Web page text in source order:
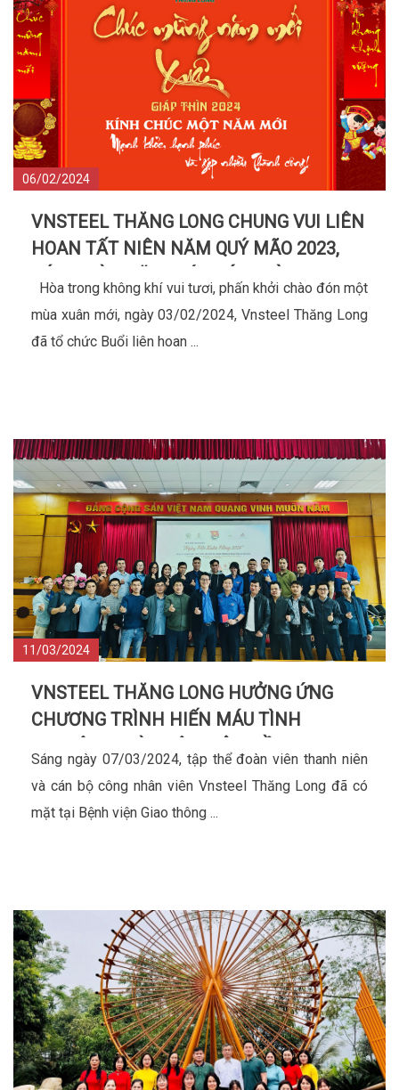
06/02/2024
VNSTEEL THĂNG LONG CHUNG VUI LIÊN
HOAN TẤT NIÊN NĂM QUÝ MÃO 2023,
Hòa trong không khí vui tươi, phấn khởi chào đón một
mùa xuân mới, ngày 03/02/2024, Vnsteel Thăng Long
đã tổ chức Buổi liên hoan ...
11/03/2024
VNSTEEL THĂNG LONG HƯỞNG ỨNG
CHƯƠNG TRÌNH HIẾN MÁU TÌNH
NGUYỆN “NGÀY HỘI XUÂN HỒNG 2024”
Sáng ngày 07/03/2024, tập thể đoàn viên thanh niên
và cán bộ công nhân viên Vnsteel Thăng Long đã có
mặt tại Bệnh viện Giao thông ...